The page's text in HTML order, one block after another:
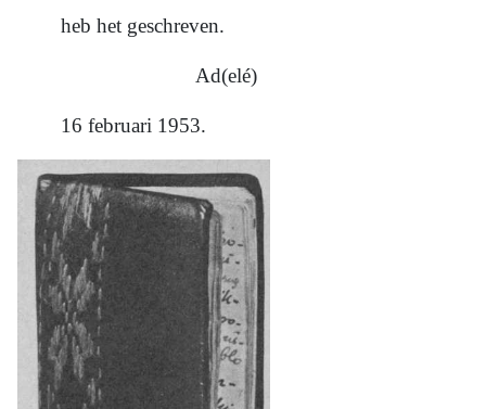
heb het geschreven.
Ad(elé)
16 februari 1953.